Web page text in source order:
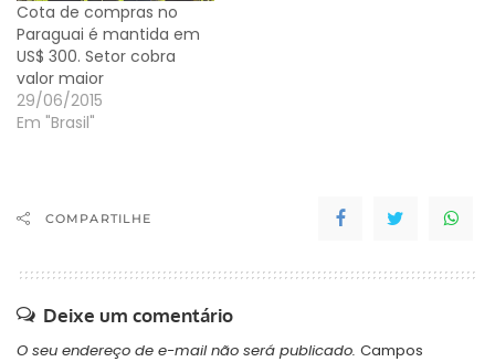
Cota de compras no
Paraguai é mantida em
US$ 300. Setor cobra
valor maior
29/06/2015
Em "Brasil"
COMPARTILHE
Deixe um comentário
O seu endereço de e-mail não será publicado. Campos